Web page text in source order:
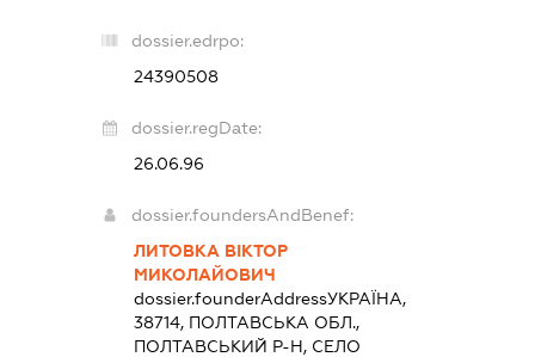
dossier.edrpo:
24390508
dossier.regDate:
26.06.96
dossier.foundersAndBenef:
ЛИТОВКА ВІКТОР
МИКОЛАЙОВИЧ
dossier.founderAddressУКРАЇНА,
38714, ПОЛТАВСЬКА ОБЛ.,
ПОЛТАВСЬКИЙ Р-Н, СЕЛО